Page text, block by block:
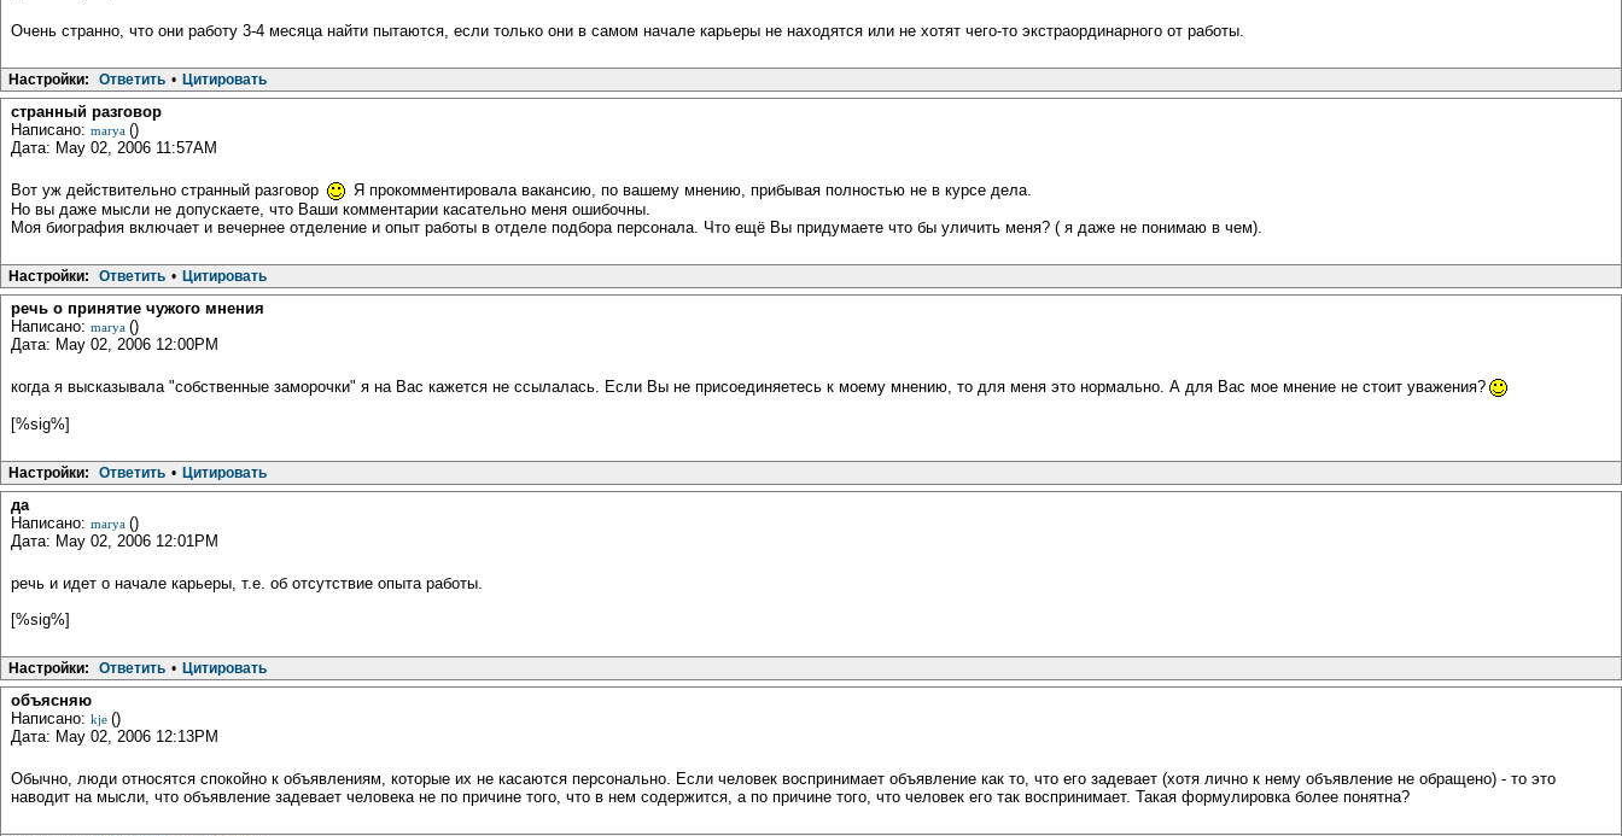
Очень странно, что они работу 3-4 месяца найти пытаются, если только они в самом начале карьеры не находятся или не хотят чего-то экстраординарного от работы.
Настройки: Ответить • Цитировать
странный разговор
Написано: marya ()
Дата: May 02, 2006 11:57AM
Вот уж действительно странный разговор
Я прокомментировала вакансию, по вашему мнению, прибывая полностью не в курсе дела.
Но вы даже мысли не допускаете, что Ваши комментарии касательно меня ошибочны.
Моя биография включает и вечернее отделение и опыт работы в отделе подбора персонала. Что ещё Вы придумаете что бы уличить меня? ( я даже не понимаю в чем).
Настройки: Ответить • Цитировать
речь о принятие чужого мнения
Написано: marya ()
Дата: May 02, 2006 12:00PM
когда я высказывала "собственные заморочки" я на Вас кажется не ссылалась. Если Вы не присоединяетесь к моему мнению, то для меня это нормально. А для Вас мое мнение не стоит уважения?
[%sig%]
Настройки: Ответить • Цитировать
да
Написано: marya ()
Дата: May 02, 2006 12:01PM
речь и идет о начале карьеры, т.е. об отсутствие опыта работы.
[%sig%]
Настройки: Ответить • Цитировать
объясняю
Написано: kje ()
Дата: May 02, 2006 12:13PM
Обычно, люди относятся спокойно к объявлениям, которые их не касаются персонально. Если человек воспринимает объявление как то, что его задевает (хотя лично к нему объявление не обращено) - то это
наводит на мысли, что объявление задевает человека не по причине того, что в нем содержится, а по причине того, что человек его так воспринимает. Такая формулировка более понятна?